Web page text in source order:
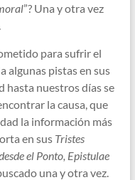
”? Una y otra vez
para sufrir el
algunas pistas en sus
hasta nuestros días se
la causa, que
la información más
en sus Tristes
el Ponto, Epistulae
una y otra vez.